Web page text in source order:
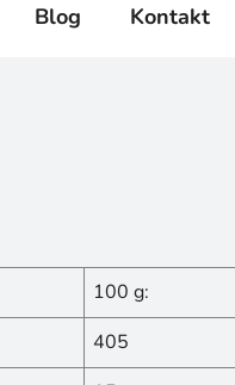
Blog Kontakt
100 g:
405